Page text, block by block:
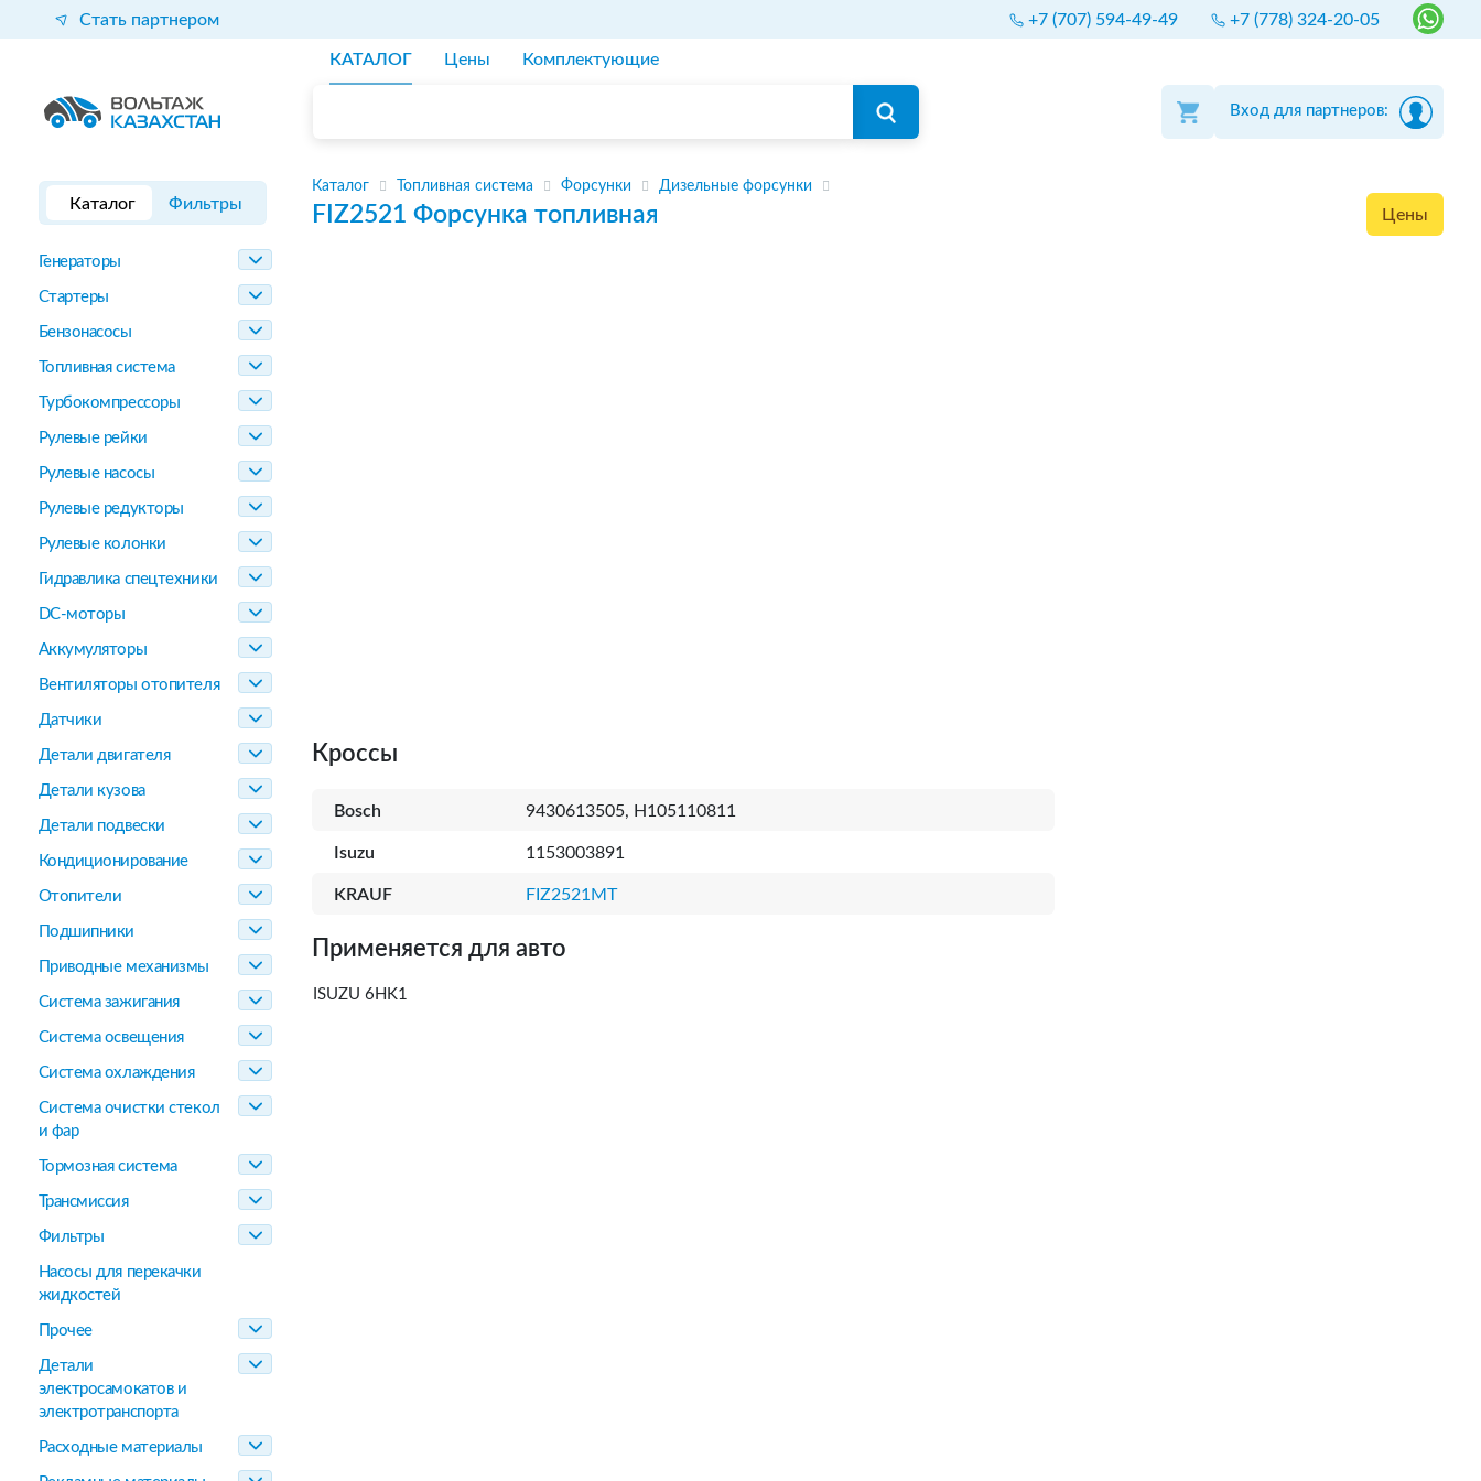
Стать партнером +7 (707) 594-49-49 +7 (778) 324-20-05
КАТАЛОГ Цены Комплектующие
Вход для партнеров:
Каталог Фильтры
Генераторы
Стартеры
Бензонасосы
Топливная система
Турбокомпрессоры
Рулевые рейки
Рулевые насосы
Рулевые редукторы
Рулевые колонки
Гидравлика спецтехники
DC-моторы
Аккумуляторы
Вентиляторы отопителя
Датчики
Детали двигателя
Детали кузова
Детали подвески
Кондиционирование
Отопители
Подшипники
Приводные механизмы
Система зажигания
Система освещения
Система охлаждения
Система очистки стекол
и фар
Тормозная система
Трансмиссия
Фильтры
Насосы для перекачки
жидкостей
Прочее
Детали
электросамокатов и
электротранспорта
Расходные материалы
Каталог Топливная система Форсунки Дизельные форсунки
FIZ2521 Форсунка топливная Цены
Кроссы
Bosch 9430613505, H105110811
Isuzu 1153003891
KRAUF FIZ2521MT
Применяется для авто
ISUZU 6HK1